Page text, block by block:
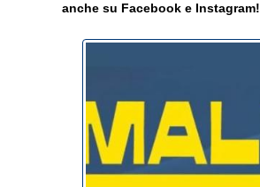
anche su Facebook e Instagram!